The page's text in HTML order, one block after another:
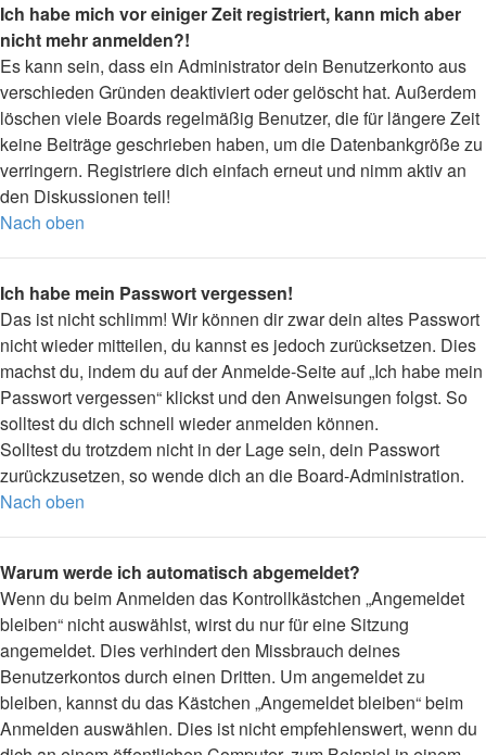
Ich habe mich vor einiger Zeit registriert, kann mich aber
nicht mehr anmelden?!
Es kann sein, dass ein Administrator dein Benutzerkonto aus
verschieden Gründen deaktiviert oder gelöscht hat. Außerdem
löschen viele Boards regelmäßig Benutzer, die für längere Zeit
keine Beiträge geschrieben haben, um die Datenbankgröße zu
verringern. Registriere dich einfach erneut und nimm aktiv an
den Diskussionen teil!
Nach oben
Ich habe mein Passwort vergessen!
Das ist nicht schlimm! Wir können dir zwar dein altes Passwort
nicht wieder mitteilen, du kannst es jedoch zurücksetzen. Dies
machst du, indem du auf der Anmelde-Seite auf „Ich habe mein
Passwort vergessen“ klickst und den Anweisungen folgst. So
solltest du dich schnell wieder anmelden können.
Solltest du trotzdem nicht in der Lage sein, dein Passwort
zurückzusetzen, so wende dich an die Board-Administration.
Nach oben
Warum werde ich automatisch abgemeldet?
Wenn du beim Anmelden das Kontrollkästchen „Angemeldet
bleiben“ nicht auswählst, wirst du nur für eine Sitzung
angemeldet. Dies verhindert den Missbrauch deines
Benutzerkontos durch einen Dritten. Um angemeldet zu
bleiben, kannst du das Kästchen „Angemeldet bleiben“ beim
Anmelden auswählen. Dies ist nicht empfehlenswert, wenn du